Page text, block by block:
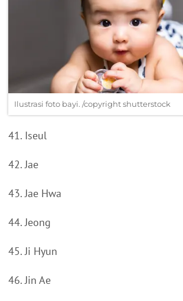
Ilustrasi foto bayi. /copyright shutterstock
41. Iseul
42. Jae
43. Jae Hwa
44. Jeong
45. Ji Hyun
46. Jin Ae